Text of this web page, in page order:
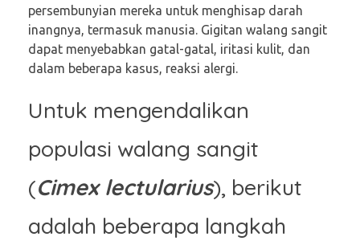
persembunyian mereka untuk menghisap darah
inangnya, termasuk manusia. Gigitan walang sangit
dapat menyebabkan gatal-gatal, iritasi kulit, dan
dalam beberapa kasus, reaksi alergi.
Untuk mengendalikan
populasi walang sangit
(Cimex lectularius), berikut
adalah beberapa langkah